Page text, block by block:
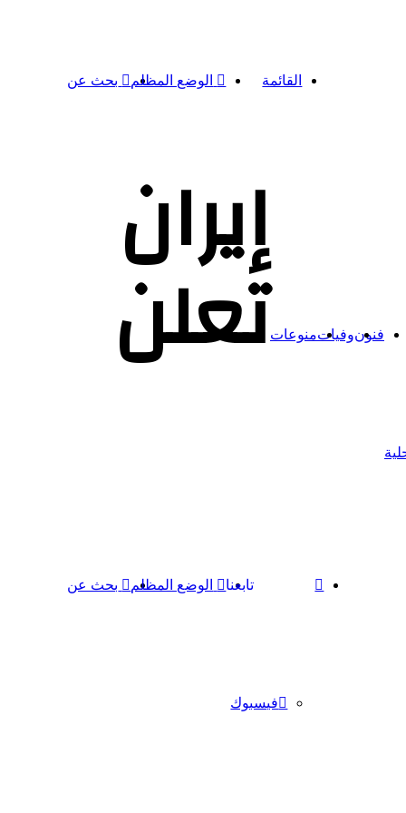
بحث عن الوضع المظلم القائمة
فنونوفياتمنوعات
بحث عن الوضع المظلم تابعنا
فيسبوك
إيران
تعلن